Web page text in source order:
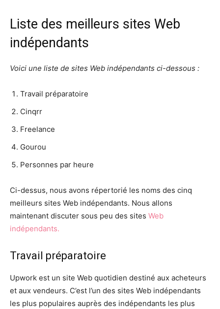
Liste des meilleurs sites Web
indépendants
Voici une liste de sites Web indépendants ci-dessous :
Travail préparatoire
Cinqrr
Freelance
Gourou
Personnes par heure
Ci-dessus, nous avons répertorié les noms des cinq
meilleurs sites Web indépendants. Nous allons
maintenant discuter sous peu des sites Web
indépendants.
Travail préparatoire
Upwork est un site Web quotidien destiné aux acheteurs
et aux vendeurs. C’est l’un des sites Web indépendants
les plus populaires auprès des indépendants les plus